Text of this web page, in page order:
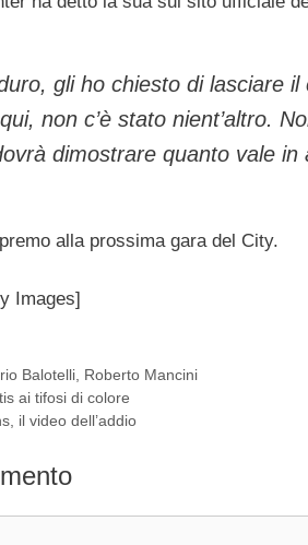
gli ho chiesto di lasciare
non c’è stato nient’altro.
dimostrare quanto vale in
alla prossima gara del City.
Images]
Balotelli, Roberto Mancini
ai tifosi di colore
il video dell’addio